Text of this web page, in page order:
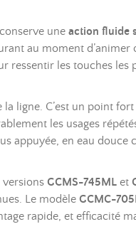
une action fluide
au moment d’animer
ressentir les touches les
ligne. C’est un point
les usages
appuyée, en eau douce
versions GCMS-745ML et
Le modèle GCMC-
rapide, et efficacité